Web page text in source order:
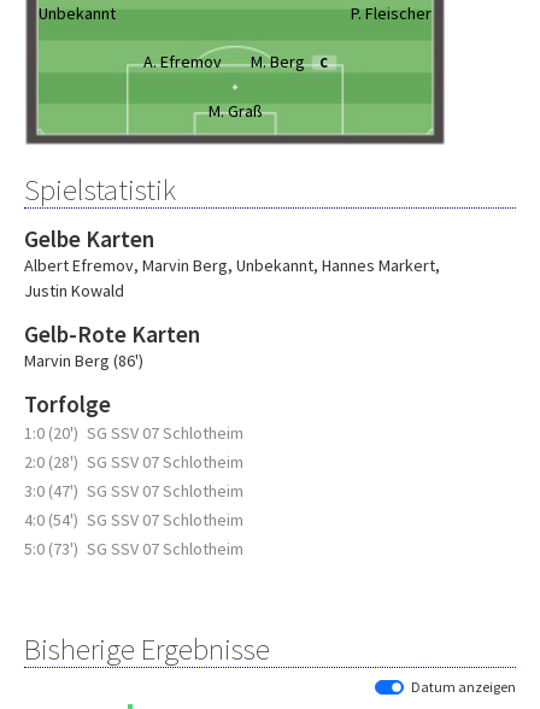
Unbekannt P. Fleischer
A. Efremov M. Berg C
M. Graß
Spielstatistik
Gelbe Karten
Albert Efremov, Marvin Berg, Unbekannt, Hannes Markert,
Justin Kowald
Gelb-Rote Karten
Marvin Berg (86')
Torfolge
1:0 (20') SG SSV 07 Schlotheim
2:0 (28') SG SSV 07 Schlotheim
3:0 (47') SG SSV 07 Schlotheim
4:0 (54') SG SSV 07 Schlotheim
5:0 (73') SG SSV 07 Schlotheim
Bisherige Ergebnisse
Datum anzeigen